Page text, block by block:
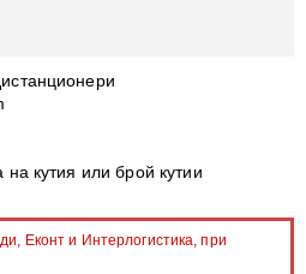
на кутия или брой кутии
Еконт и Интерлогистика, при